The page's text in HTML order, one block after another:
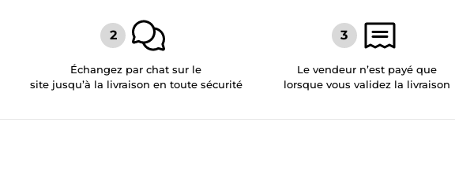
Échangez par chat sur le
site jusqu’à la livraison en toute sécurité
Le vendeur n’est payé que
lorsque vous validez la livraison